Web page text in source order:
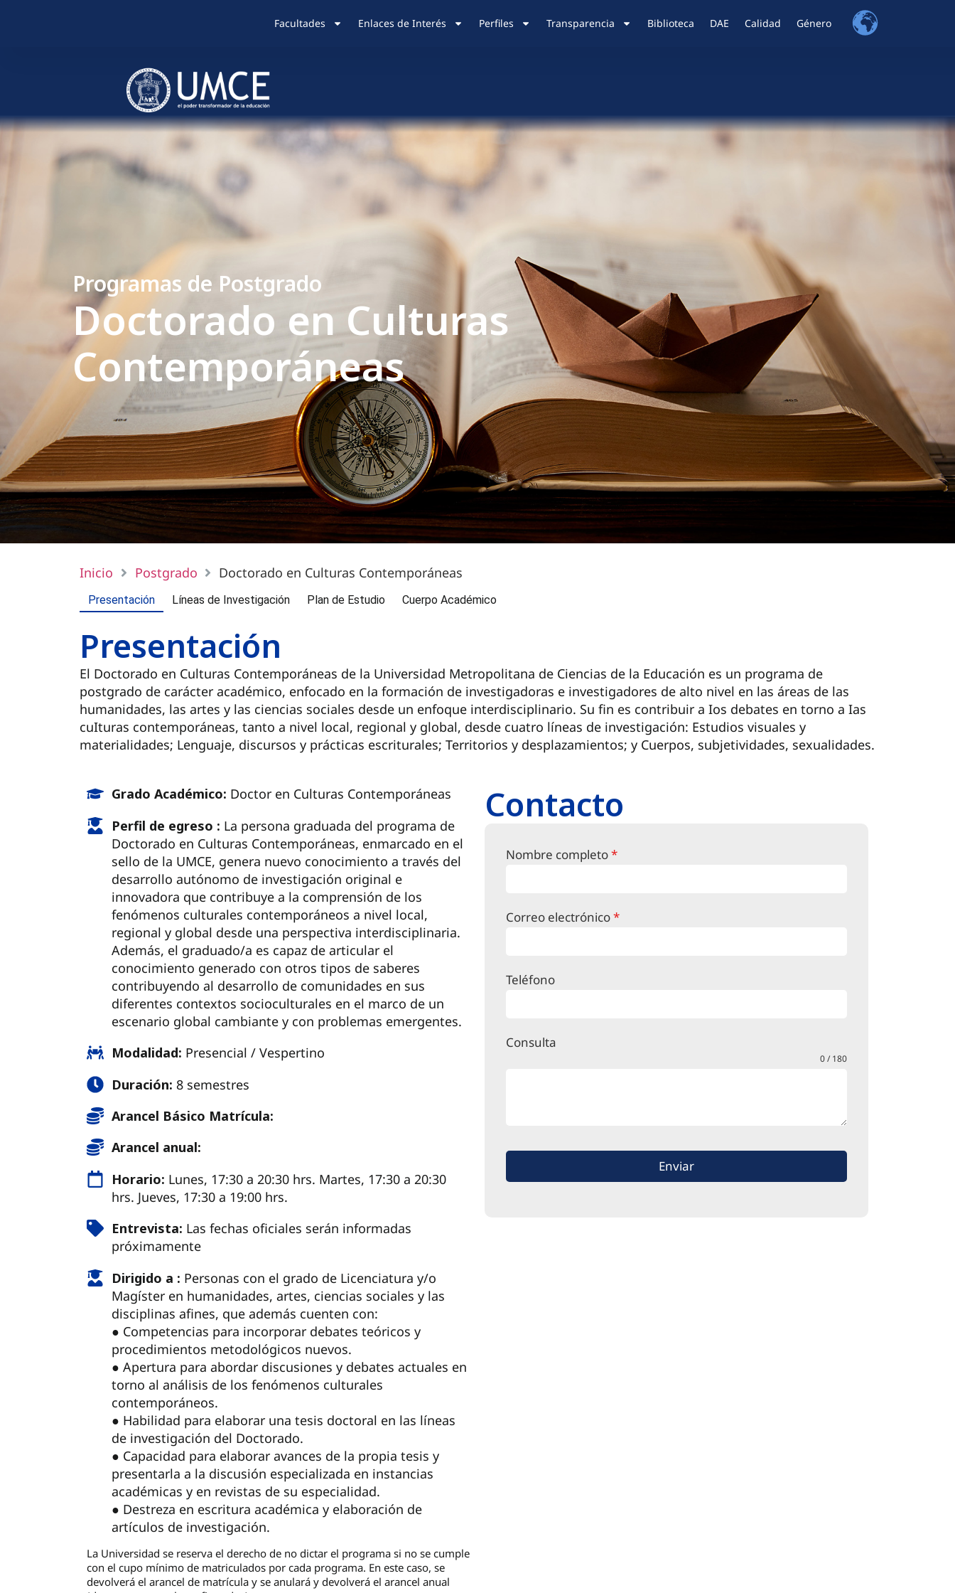
Facultades Enlaces de Interés Perfiles Transparencia Biblioteca DAE Calidad Género
Programas de Postgrado
Doctorado en Culturas
Contemporáneas
Inicio Postgrado Doctorado en Culturas Contemporáneas
Presentación Líneas de Investigación Plan de Estudio Cuerpo Académico
Presentación
El Doctorado en Culturas Contemporáneas de la Universidad Metropolitana de Ciencias de la Educación es un programa de
postgrado de carácter académico, enfocado en la formación de investigadoras e investigadores de alto nivel en las áreas de las
humanidades, las artes y las ciencias sociales desde un enfoque interdisciplinario. Su fin es contribuir a Ios debates en torno a Ias
cuIturas contemporáneas, tanto a nivel local, regional y global, desde cuatro líneas de investigación: Estudios visuales y
materialidades; Lenguaje, discursos y prácticas escriturales; Territorios y desplazamientos; y Cuerpos, subjetividades, sexualidades.
Grado Académico: Doctor en Culturas Contemporáneas
Perfil de egreso : La persona graduada del programa de
Doctorado en Culturas Contemporáneas, enmarcado en el
sello de la UMCE, genera nuevo conocimiento a través del
desarrollo autónomo de investigación original e
innovadora que contribuye a la comprensión de los
fenómenos culturales contemporáneos a nivel local,
regional y global desde una perspectiva interdisciplinaria.
Además, el graduado/a es capaz de articular el
conocimiento generado con otros tipos de saberes
contribuyendo al desarrollo de comunidades en sus
diferentes contextos socioculturales en el marco de un
escenario global cambiante y con problemas emergentes.
Modalidad: Presencial / Vespertino
Duración: 8 semestres
Arancel Básico Matrícula:
Arancel anual:
Horario: Lunes, 17:30 a 20:30 hrs. Martes, 17:30 a 20:30
hrs. Jueves, 17:30 a 19:00 hrs.
Entrevista: Las fechas oficiales serán informadas
próximamente
Dirigido a : Personas con el grado de Licenciatura y/o
Magíster en humanidades, artes, ciencias sociales y las
disciplinas afines, que además cuenten con:
● Competencias para incorporar debates teóricos y
procedimientos metodológicos nuevos.
● Apertura para abordar discusiones y debates actuales en
torno al análisis de los fenómenos culturales
contemporáneos.
● Habilidad para elaborar una tesis doctoral en las líneas
de investigación del Doctorado.
● Capacidad para elaborar avances de la propia tesis y
presentarla a la discusión especializada en instancias
académicas y en revistas de su especialidad.
● Destreza en escritura académica y elaboración de
artículos de investigación.
La Universidad se reserva el derecho de no dictar el programa si no se cumple
con el cupo mínimo de matriculados por cada programa. En este caso, se
devolverá el arancel de matrícula y se anulará y devolverá el arancel anual
Contacto
Nombre completo*
Correo electrónico*
Teléfono
Consulta
0 / 180
Enviar